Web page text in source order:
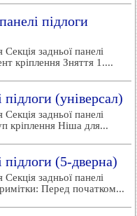
підлоги
задньої панелі
кріплення Зняття 1....
підлоги (універсал)
задньої панелі
кріплення Ніша для...
підлоги (5-дверна)
задньої панелі
Перед початком...